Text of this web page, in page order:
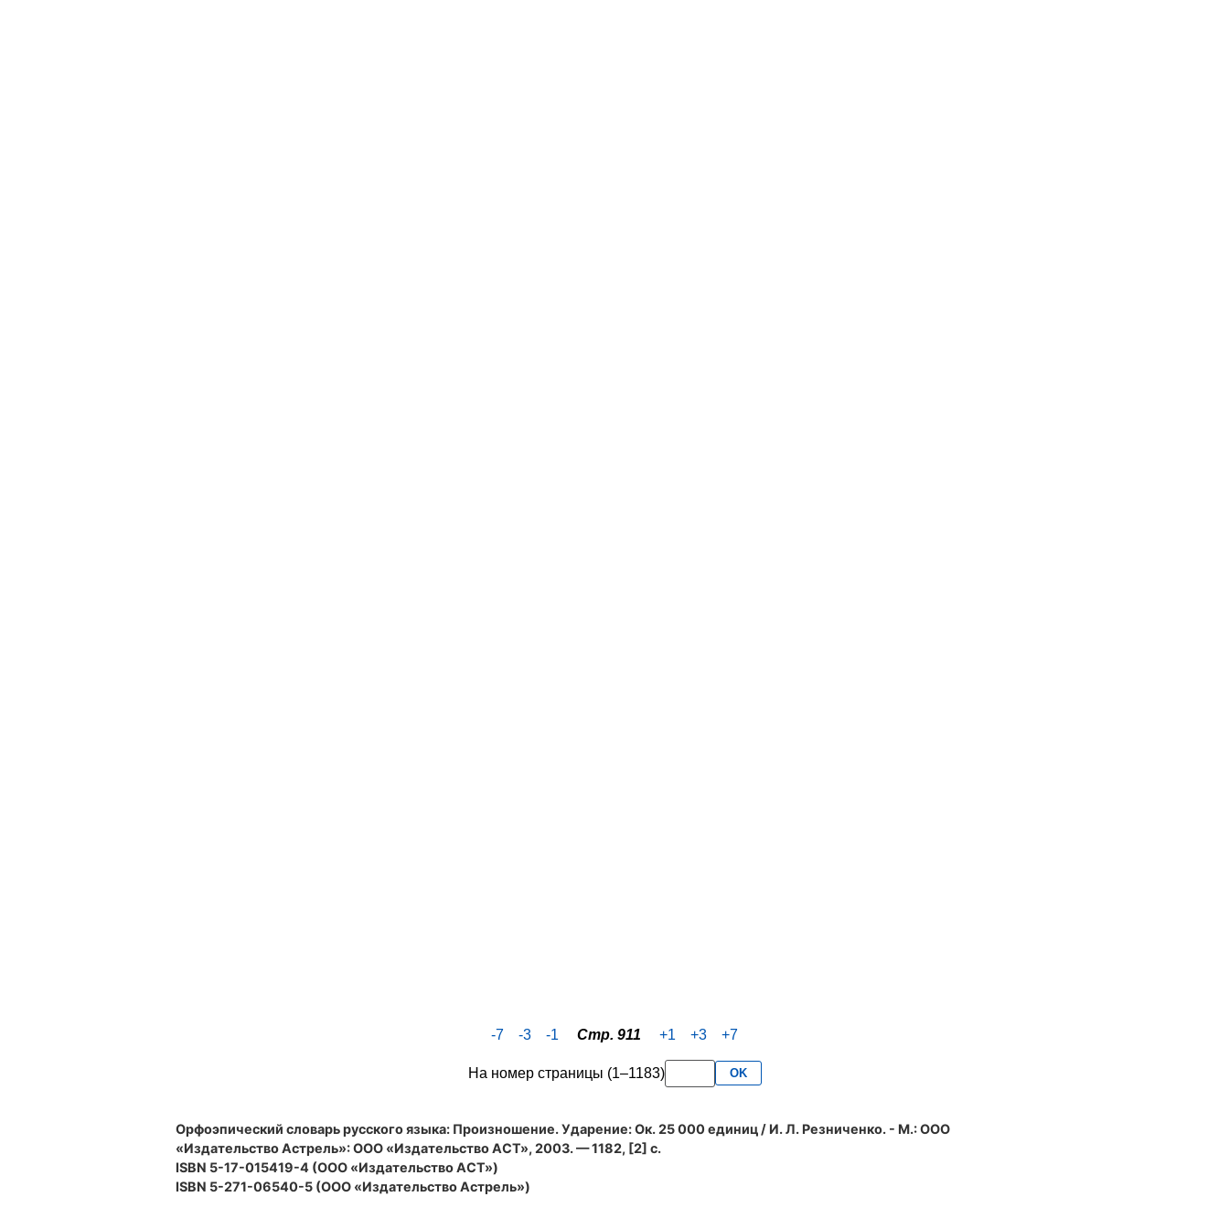
-7 -3 -1 Стр. 911 +1 +3 +7
На номер страницы (1–1183) OK
Орфоэпический словарь русского языка: Произношение. Ударение: Ок. 25 000 единиц / И. Л. Резниченко. - М.: ООО
«Издательство Астрель»: ООО «Издательство АСТ», 2003. — 1182, [2] с.
ISBN 5-17-015419-4 (ООО «Издательство АСТ»)
ISBN 5-271-06540-5 (ООО «Издательство Астрель»)